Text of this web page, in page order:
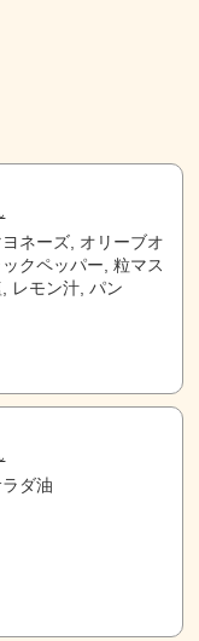
ネーズ, オリーブオ
クペッパー, 粒マス
レモン汁, パン
ダ油